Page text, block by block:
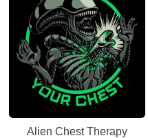
Alien Chest Therapy